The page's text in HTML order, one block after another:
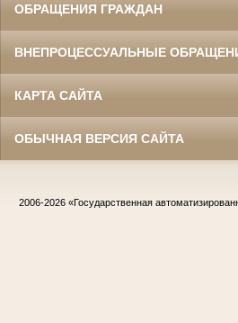
ОБРАЩЕНИЯ ГРАЖДАН
ВНЕПРОЦЕССУАЛЬНЫЕ
КАРТА САЙТА
ОБЫЧНАЯ ВЕРСИЯ САЙТА
2006-2026 «Государственная